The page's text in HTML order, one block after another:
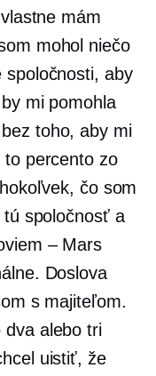
mám
mohol niečo
aby
mi pomohla
toho, aby mi
to percento zo
čo som
tú spoločnosť a
– Mars
Doslova
s majiteľom.
dva alebo tri
uistiť, že